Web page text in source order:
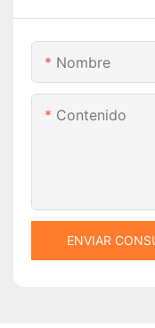
Nombre
Contenido
ENVIAR